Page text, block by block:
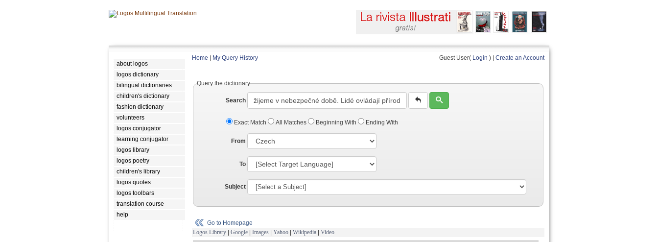
about logos
logos dictionary
bilingual dictionaries
children's dictionary
fashion dictionary
volunteers
logos conjugator
learning conjugator
logos library
logos poetry
children's library
logos quotes
logos toolbars
translation course
help
Home My Query History Guest User( Login ) | Create an Account
Query the dictionary
Search
Exact Match All Matches Beginning With Ending With
From
To
Subject
Go to Homepage
Logos Library | Google | Images | Yahoo | Wikipedia | Video